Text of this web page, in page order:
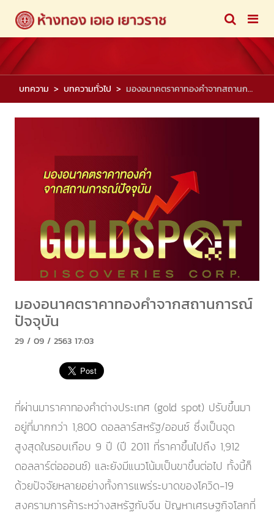
บทความ บทความทั่วไป มองอนาคตราคาทองคำจากสถานการณ์ปัจจุบัน
มองอนาคตราคาทองคำจากสถานการณ์
ปัจจุบัน
29 / 09 / 2563 17:03
ที่ผ่านมาราคาทองคำต่างประเทศ (gold spot) ปรับขึ้นมา
อยู่ที่มากกว่า 1,800 ดอลลาร์สหรัฐ/ออนซ์ ซึ่งเป็นจุด
สูงสุดในรอบเกือบ 9 ปี (ปี 2011 ที่ราคาขึ้นไปถึง 1,912
ดอลลาร์ต่อออนซ์) และยังมีแนวโน้มเป็นขาขึ้นต่อไป ทั้งนี้ก็
ด้วยปัจจัยหลายอย่างทั้งการแพร่ระบาดของโควิด-19
สงครามการค้าระหว่างสหรัฐกับจีน ปัญหาเศรษฐกิจโลกที่